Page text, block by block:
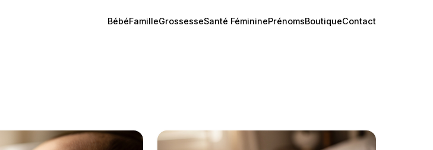
BébéFamilleGrossesseSanté FémininePrénomsBoutiqueContact